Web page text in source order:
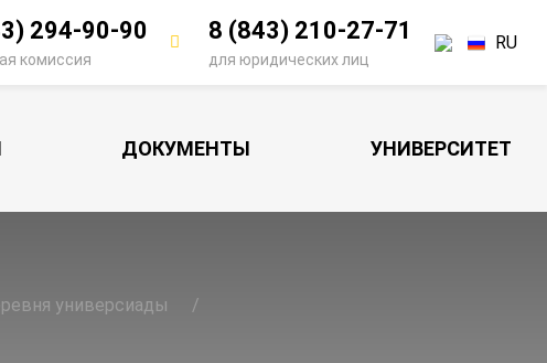
294-90-90
комиссия
8 (843) 210-27-71
для юридических лиц
RU
ДОКУМЕНТЫ УНИВЕРСИТЕТ
универсиады